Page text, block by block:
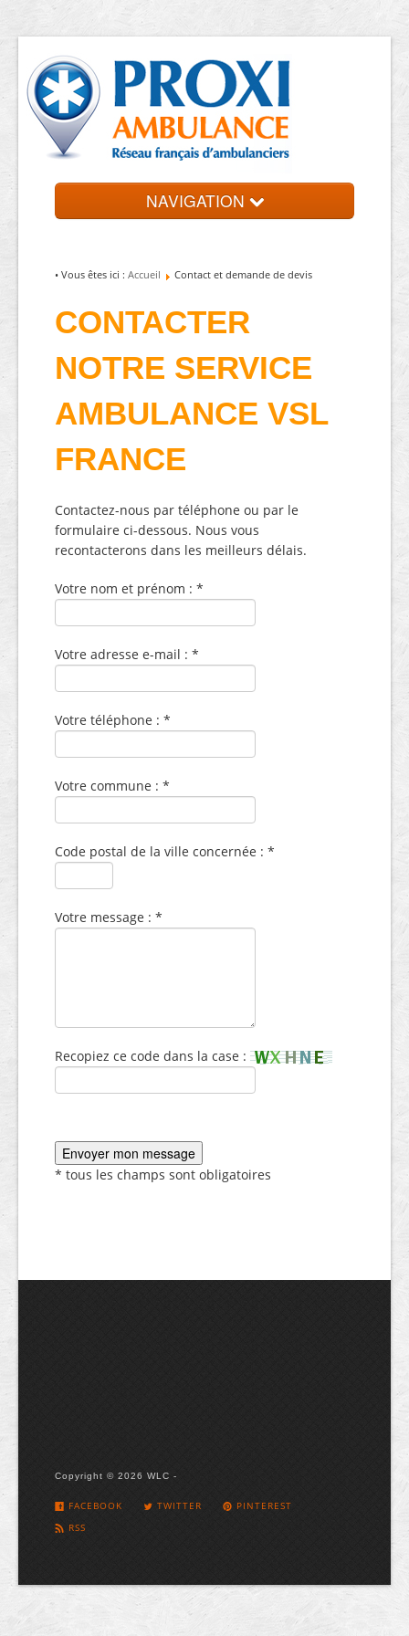
NAVIGATION
Trouvez un ambulancier
Contact et devis
• Vous êtes ici : Accueil Contact et demande de devis
CONTACTER
NOTRE SERVICE
AMBULANCE VSL
FRANCE
Contactez-nous par téléphone ou par le
formulaire ci-dessous. Nous vous
recontacterons dans les meilleurs délais.
Votre nom et prénom : *
Votre adresse e-mail : *
Votre téléphone : *
Votre commune : *
Code postal de la ville concernée : *
Votre message : *
Recopiez ce code dans la case :
* tous les champs sont obligatoires
Copyright © 2026 WLC -
FACEBOOK TWITTER
PINTEREST
RSS